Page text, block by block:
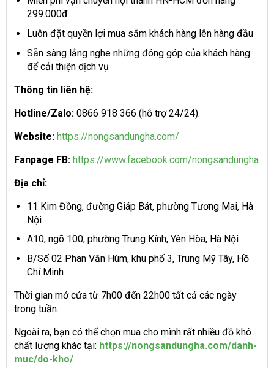
299.000đ
Luôn đặt quyền lợi mua sắm khách hàng lên hàng đầu
Sẵn sàng lắng nghe những đóng góp của khách hàng
để cải thiện dịch vụ
Thông tin liên hệ:
Hotline/Zalo: 0866 918 366 (hỗ trợ 24/24).
Website: https://nongsandungha.com/
Fanpage FB: https://www.facebook.com/nongsandungha
Địa chỉ:
11 Kim Đồng, đường Giáp Bát, phường Tương Mai, Hà
Nội
A10, ngõ 100, phường Trung Kính, Yên Hòa, Hà Nội
B/Số 02 Phan Văn Hùm, khu phố 3, Trung Mỹ Tây, Hồ
Chí Minh
Thời gian mở cửa từ 7h00 đến 22h00 tất cả các ngày
trong tuần.
Ngoài ra, bạn có thể chọn mua cho mình rất nhiều đồ khô
chất lượng khác tại: https://nongsandungha.com/danh-
muc/do-kho/